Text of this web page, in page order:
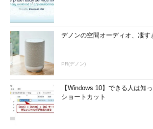
デノンの空間オーディオ、凄す
PR(デノン)
【Windows 10】できる人は知
ショートカット